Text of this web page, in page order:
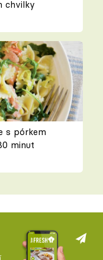
chvilky
s pórkem
minut